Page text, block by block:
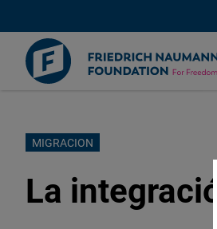
Pasar
contenido
MIGRACION
La